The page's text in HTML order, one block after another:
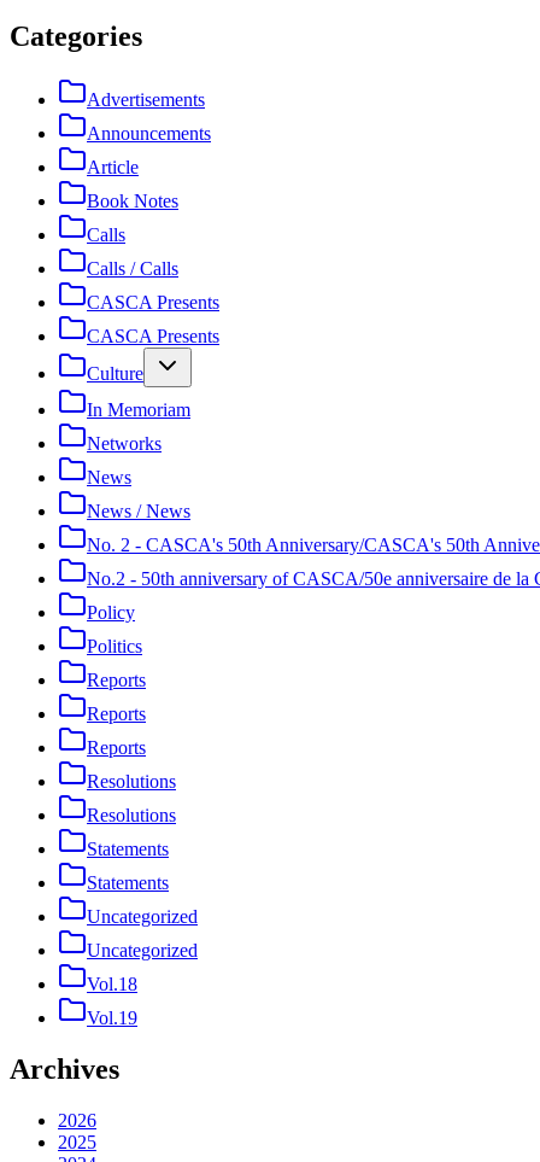
Categories
Advertisements
Announcements
Article
Book Notes
Calls
Calls / Calls
CASCA Presents
CASCA Presents
Culture
In Memoriam
Networks
News
News / News
No. 2 - CASCA's 50th Anniversary/CASCA's 50th
No.2 - 50th anniversary of CASCA/50e anniversaire de la
Policy
Politics
Reports
Reports
Reports
Resolutions
Resolutions
Statements
Statements
Uncategorized
Uncategorized
Vol.18
Vol.19
Archives
2026
2025